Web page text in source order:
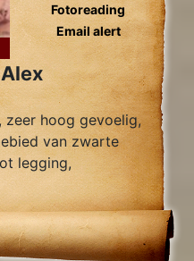
Fotoreading
Email alert
zeer hoog gevoelig,
van zwarte
legging,
Relatie